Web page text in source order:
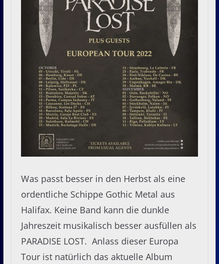
Was passt besser in den Herbst als eine
ordentliche Schippe Gothic Metal aus
Halifax. Keine Band kann die dunkle
Jahreszeit musikalisch besser ausfüllen als
PARADISE LOST. Anlass dieser Europa
Tour ist natürlich das aktuelle Album